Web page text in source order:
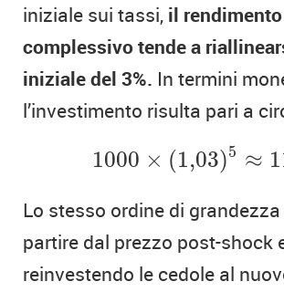
iniziale sui tassi, il rendimento
complessivo tende a
iniziale del 3%. In termini
l’investimento risulta pari a
1000 × (1,03)5 ≈
1000 (1 03)5
Lo stesso ordine di
partire dal prezzo post-shock
reinvestendo le cedole al